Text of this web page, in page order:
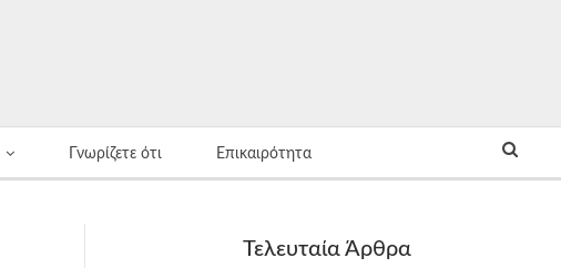
Γνωρίζετε ότι Επικαιρότητα
Τελευταία Άρθρα